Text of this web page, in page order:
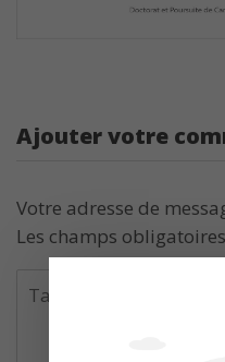
Ajouter votre
Votre adresse de
Les champs